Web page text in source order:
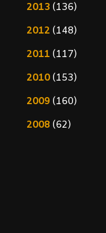
2013(136)
2012 (148)
2011 (117)
2010(153)
2009(160)
2008(62)